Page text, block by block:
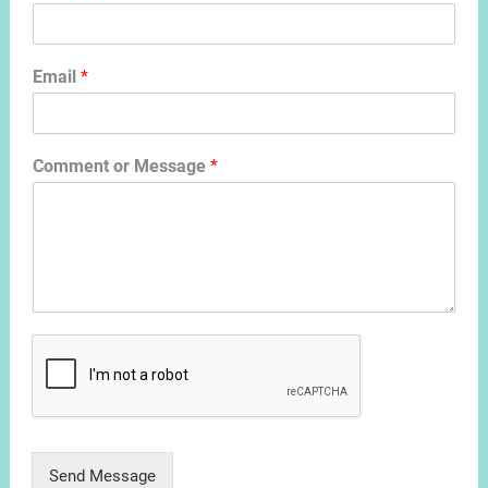
Email *
Comment or Message *
Send Message